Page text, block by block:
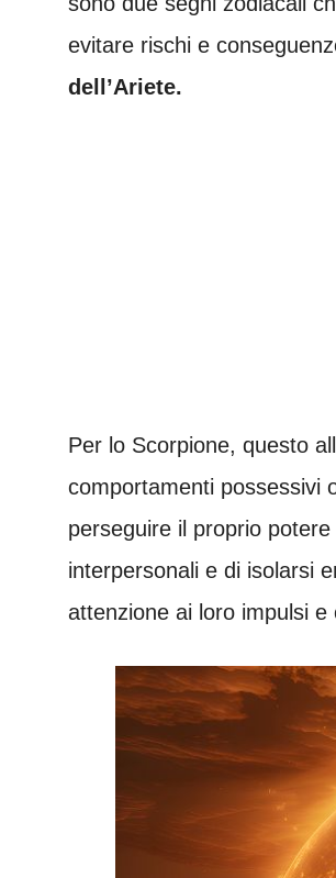
evitare rischi e
dell’Ariete.
Per lo Scorpione, questo
comportamenti possessivi
perseguire il proprio
interpersonali e di isolarsi
attenzione ai loro impulsi